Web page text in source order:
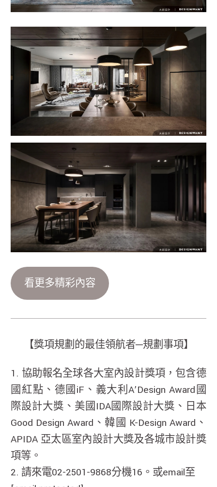
看更多精彩內容
【獎項規劃的最佳領航者─規劃事項】
1. 協助報名全球各大室內設計獎項，包含德
國紅點、德國iF、義大利A’Design Award國
際設計大獎、美國IDA國際設計大獎、日本
Good Design Award、韓國 K-Design Award、
APIDA 亞太區室內設計大獎及各城市設計獎
項等。
2. 請來電02-2501-9868分機16。或email至